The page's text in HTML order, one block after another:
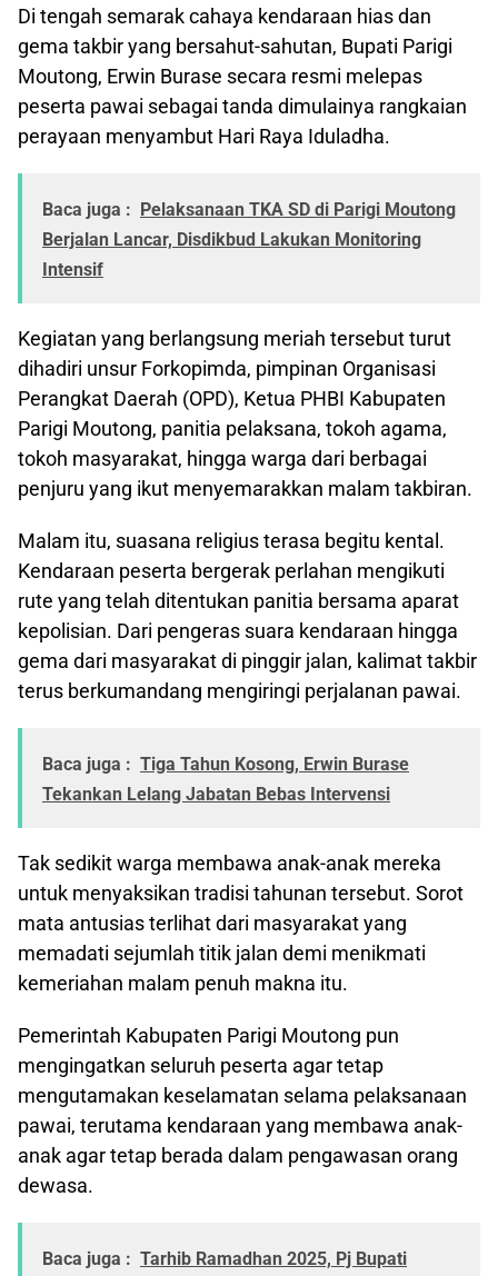
Di tengah semarak cahaya kendaraan hias dan
gema takbir yang bersahut-sahutan, Bupati Parigi
Moutong, Erwin Burase secara resmi melepas
peserta pawai sebagai tanda dimulainya rangkaian
perayaan menyambut Hari Raya Iduladha.
Baca juga :
Pelaksanaan TKA SD di Parigi Moutong
Berjalan Lancar, Disdikbud Lakukan Monitoring
Intensif
Kegiatan yang berlangsung meriah tersebut turut
dihadiri unsur Forkopimda, pimpinan Organisasi
Perangkat Daerah (OPD), Ketua PHBI Kabupaten
Parigi Moutong, panitia pelaksana, tokoh agama,
tokoh masyarakat, hingga warga dari berbagai
penjuru yang ikut menyemarakkan malam takbiran.
Malam itu, suasana religius terasa begitu kental.
Kendaraan peserta bergerak perlahan mengikuti
rute yang telah ditentukan panitia bersama aparat
kepolisian. Dari pengeras suara kendaraan hingga
gema dari masyarakat di pinggir jalan, kalimat takbir
terus berkumandang mengiringi perjalanan pawai.
Baca juga : Tiga Tahun Kosong, Erwin Burase
Tekankan Lelang Jabatan Bebas Intervensi
Tak sedikit warga membawa anak-anak mereka
untuk menyaksikan tradisi tahunan tersebut. Sorot
mata antusias terlihat dari masyarakat yang
memadati sejumlah titik jalan demi menikmati
kemeriahan malam penuh makna itu.
Pemerintah Kabupaten Parigi Moutong pun
mengingatkan seluruh peserta agar tetap
mengutamakan keselamatan selama pelaksanaan
pawai, terutama kendaraan yang membawa anak-
anak agar tetap berada dalam pengawasan orang
dewasa.
Baca juga : Tarhib Ramadhan 2025, Pj Bupati